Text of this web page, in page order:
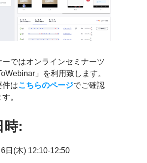
ではオンラインセミナーツ
」を利用致します。
件はこちらのページでご確認
。
時:
日(木) 12:10-12:50